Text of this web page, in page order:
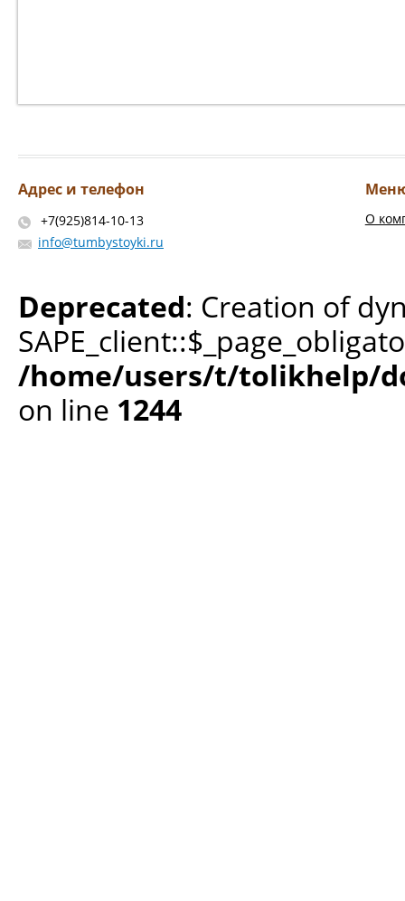
Адрес и телефон
+7(925)814-10-13
info@tumbystoyki.ru
О
Deprecated: Creation of
/home/users/t/tolikhelp/
on line 1244